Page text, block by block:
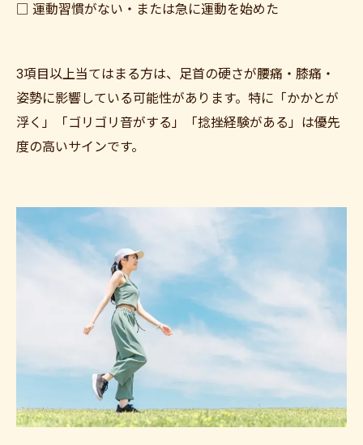
□ 運動習慣がない・または急に運動を始めた
3項目以上当てはまる方は、足首の硬さが腰痛・膝痛・
姿勢に影響している可能性があります。特に「かかとが
浮く」「ゴリゴリ音がする」「捻挫経験がある」は優先
度の高いサインです。